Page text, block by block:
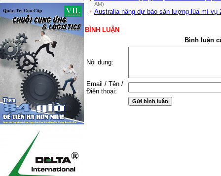
AM)
Australia nâng dự báo sản lượng lúa mì vụ
BÌNH LUẬN
Bình luận
Nội dung:
Email / Tên /
Điện thoại: